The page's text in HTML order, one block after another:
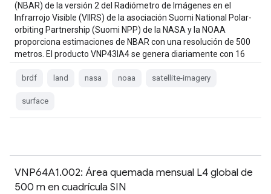
(NBAR) de la versión 2 del Radiómetro de Imágenes en el
Infrarrojo Visible (VIIRS) de la asociación Suomi National Polar-
orbiting Partnership (Suomi NPP) de la NASA y la NOAA
proporciona estimaciones de NBAR con una resolución de 500
metros. El producto VNP43IA4 se genera diariamente con 16
brdf land nasa noaa satellite-imagery
surface
VNP64A1.002: Área quemada mensual L4 global de
500 m en cuadrícula SIN